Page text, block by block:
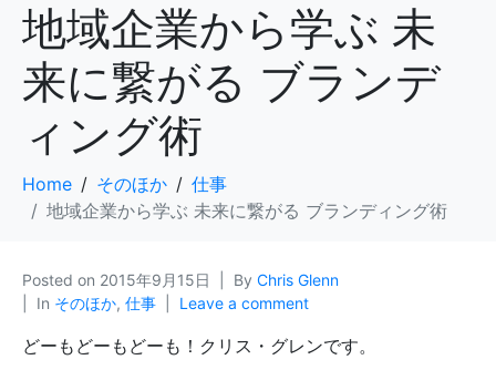
地域企業から学ぶ 未
来に繋がる ブランデ
ィング術
Home そのほか
仕事
地域企業から学ぶ 未来に繋がる ブランディング術
Posted on 2015年9月15日 By Chris Glenn
In そのほか, 仕事 Leave a comment
どーもどーもどーも！クリス・グレンです。